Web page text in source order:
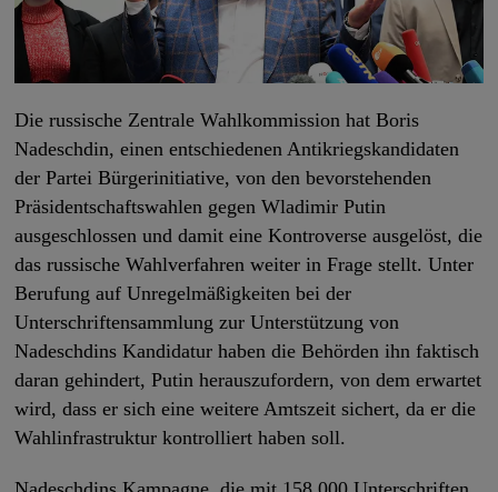
Die russische Zentrale Wahlkommission hat Boris
Nadeschdin, einen entschiedenen Antikriegskandidaten
der Partei Bürgerinitiative, von den bevorstehenden
Präsidentschaftswahlen gegen Wladimir Putin
ausgeschlossen und damit eine Kontroverse ausgelöst, die
das russische Wahlverfahren weiter in Frage stellt. Unter
Berufung auf Unregelmäßigkeiten bei der
Unterschriftensammlung zur Unterstützung von
Nadeschdins Kandidatur haben die Behörden ihn faktisch
daran gehindert, Putin herauszufordern, von dem erwartet
wird, dass er sich eine weitere Amtszeit sichert, da er die
Wahlinfrastruktur kontrolliert haben soll.